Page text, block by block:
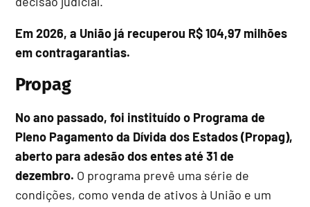
Em 2026, a União já recuperou R$ 104,97 milhões
em contragarantias.
Propag
No ano passado, foi instituído o Programa de
Pleno Pagamento da Dívida dos Estados (Propag),
aberto para adesão dos entes até 31 de
dezembro. O programa prevê uma série de
condições, como venda de ativos à União e um